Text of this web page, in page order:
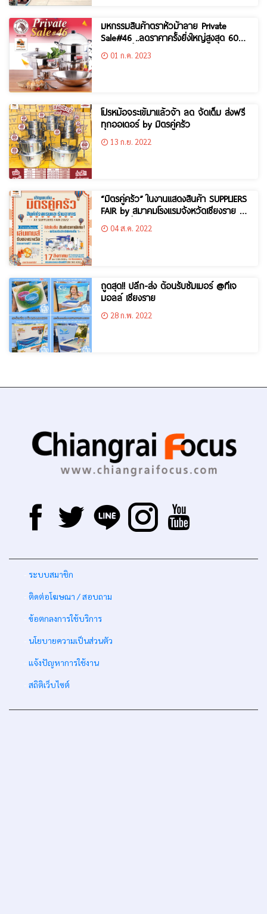
มหกรรมสินค้าตราหัวม้าลาย Private
Sale#46 ..ลดราคาครั้งยิ่งใหญ่สูงสุด 60%
ตั้งแต่วันนี้ – 31 ก.ค. 66
01 ก.ค. 2023
โปรหม้อจระเข้มาแล้วจ้า ลด จัดเต็ม ส่งฟรี
ทุกออเดอร์ by มิตรคู่ครัว
13 ก.ย. 2022
“มิตรคู่ครัว” ในงานแสดงสินค้า SUPPLIERS
FAIR by สมาคมโรงแรมจังหวัดเชียงราย 17
สิงหาคมนี้
04 ส.ค. 2022
ถูดสุด!! ปลีก-ส่ง ต้อนรับซัมเมอร์ @ทีเจ
มอลล์ เชียงราย
28 ก.พ. 2022
ระบบสมาชิก
ติดต่อโฆษณา / สอบถาม
ข้อตกลงการใช้บริการ
นโยบายความเป็นส่วนตัว
แจ้งปัญหาการใช้งาน
สถิติเว็บไซต์